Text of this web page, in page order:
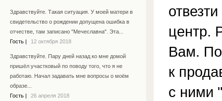
Здравствуйте. Такая ситуация. У моей матери в
свидетельство о рождении допущена ошибка в
отчестве, там записано "Мечеславна". Эта...
Гость
12 октября 2018
Здравствуйте. Пару дней назад ко мне домой
пришёл участковый по поводу того, что я не
работаю. Начал задавать мне вопросы о моём
образе...
Гость
26 апреля 2018
центр.
Вам.
к
с ними